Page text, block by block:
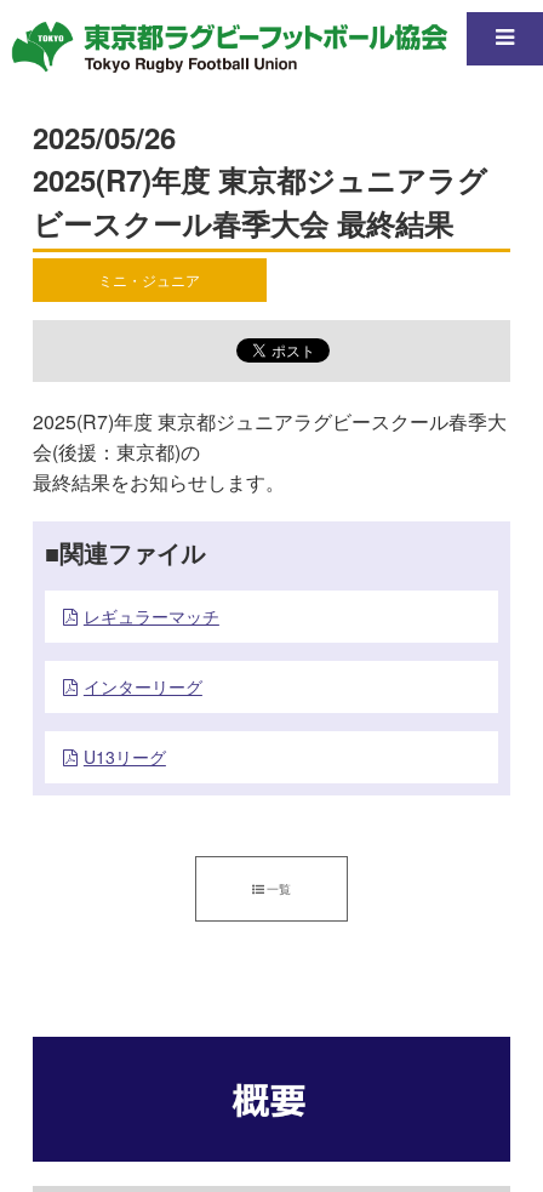
2025/05/26
2025(R7)年度 東京都ジュニアラグ
ビースクール春季大会 最終結果
ミニ・ジュニア
2025(R7)年度 東京都ジュニアラグビースクール春季大
会(後援：東京都)の
最終結果をお知らせします。
関連ファイル
レギュラーマッチ
インターリーグ
U13リーグ
一覧